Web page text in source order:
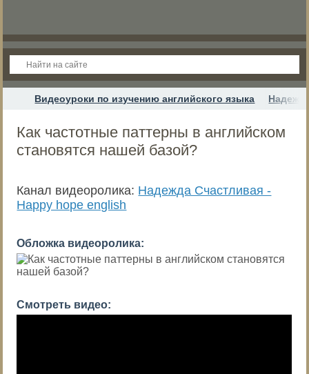
Видеоуроки по изучению английского языка
Как частотные паттерны в английском
становятся нашей базой?
Канал видеоролика: Надежда Cчастливая -
Happy hope english
Обложка видеоролика:
Смотреть видео: